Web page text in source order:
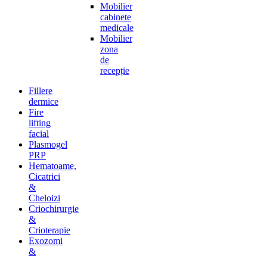
Mobilier
cabinete
medicale
Mobilier
zona
de
recepție
Fillere
dermice
Fire
lifting
facial
Plasmogel
PRP
Hematoame,
Cicatrici
&
Cheloizi
Criochirurgie
&
Crioterapie
Exozomi
&